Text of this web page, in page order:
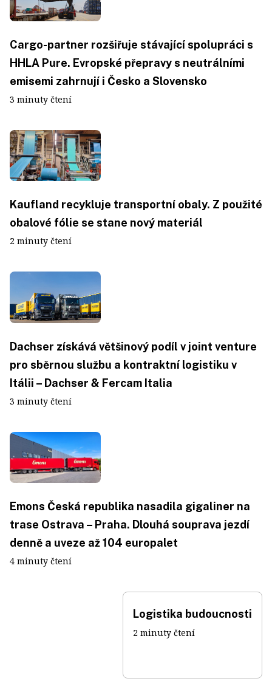
Cargo-partner rozšiřuje stávající spolupráci s
HHLA Pure. Evropské přepravy s neutrálními
emisemi zahrnují i Česko a Slovensko
3 minuty čtení
Kaufland recykluje transportní obaly. Z použité
obalové fólie se stane nový materiál
2 minuty čtení
Dachser získává většinový podíl v joint venture
pro sběrnou službu a kontraktní logistiku v
Itálii – Dachser & Fercam Italia
3 minuty čtení
Emons Česká republika nasadila gigaliner na
trase Ostrava – Praha. Dlouhá souprava jezdí
denně a uveze až 104 europalet
4 minuty čtení
Logistika budoucnosti
2 minuty čtení